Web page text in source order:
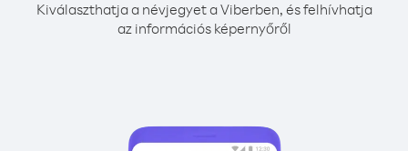
Kiválaszthatja a névjegyet a Viberben, és felhívhatja
az információs képernyőről